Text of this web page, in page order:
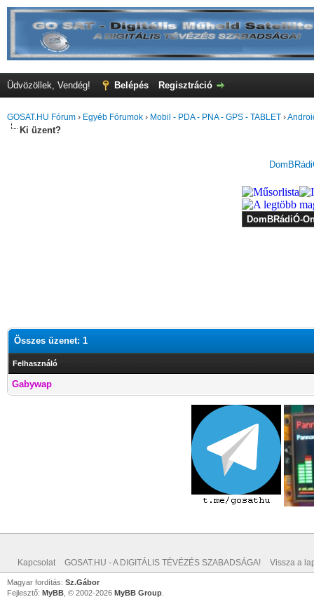
Üdvözöllek, Vendég! Belépés Regisztráció
GOSAT.HU Fórum › Egyéb Fórumok › Mobil - PDA - PNA - GPS - TABLET ›
Ki üzent?
Összes üzenet: 1
Felhasználó
Gabywap
Kapcsolat GOSAT.HU - A DIGITÁLIS TÉVÉZÉS SZABADSÁGA! Vissza a
Magyar fordítás: Sz.Gábor
Fejlesztő: MyBB , © 2002-2026 MyBB Group